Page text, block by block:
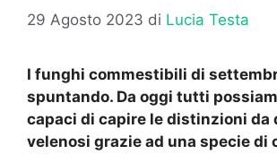
29 Agosto 2023 di Lucia Testa
I funghi commestibili di
spuntando. Da oggi tutti
capaci di capire le distinzioni da
velenosi grazie ad una specie di